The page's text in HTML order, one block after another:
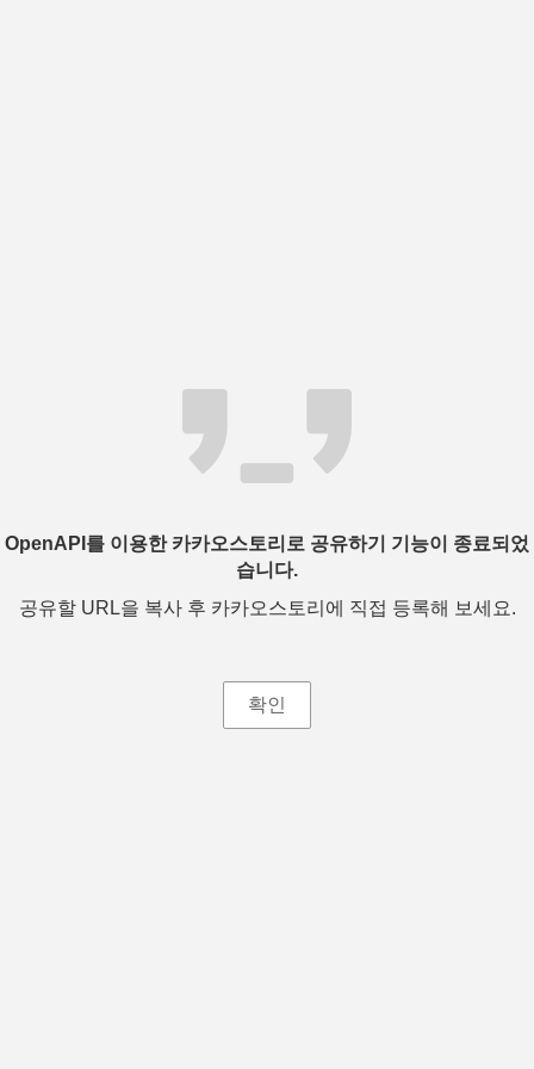
OpenAPI를 이용한 카카오스토리로 공유하기 기능이 종료되었
습니다.
공유할 URL을 복사 후 카카오스토리에 직접 등록해 보세요.
확인